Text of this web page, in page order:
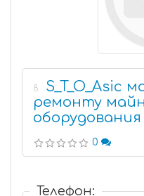
8
S_T_O_Asic
ремонту
оборудования
0
Телефон: